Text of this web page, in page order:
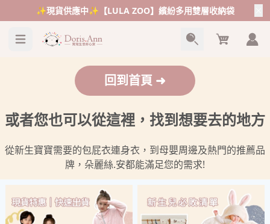
✨現貨供應中✨【LULA ZOO】繽紛多用雙層收納袋
Cart
回到首頁 ➜
或者您也可以從這裡，找到想要去的地方
從新生寶寶需要的包屁衣連身衣，到母嬰周邊及熱門的推薦品
牌，朵麗絲.安都能滿足您的需求!